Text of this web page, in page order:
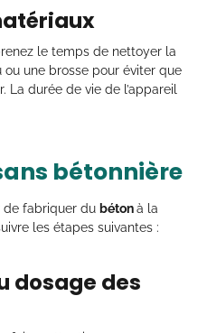
le temps de nettoyer la
ou une brosse pour éviter que
La durée de vie de l’appareil
bétonnière
de fabriquer du bétonà la
les étapes suivantes :
dosage des